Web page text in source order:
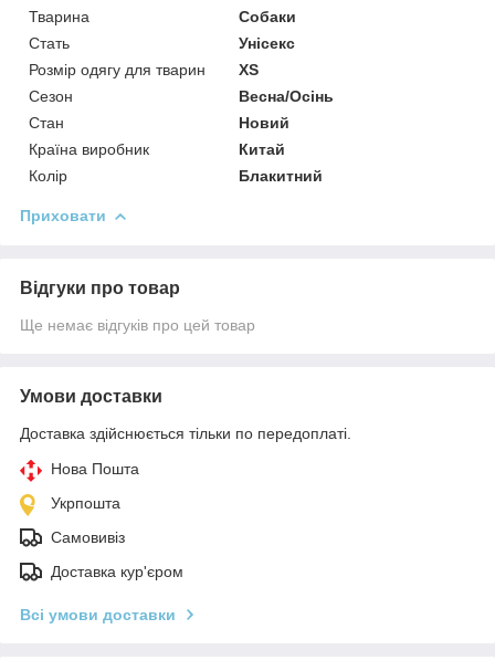
Тварина
Собаки
Стать
Унісекс
Розмір одягу для тварин
XS
Сезон
Весна/Осінь
Стан
Новий
Країна виробник
Китай
Колір
Блакитний
Приховати
Відгуки про товар
Ще немає відгуків про цей товар
Умови доставки
Доставка здійснюється тільки по передоплаті.
Нова Пошта
Укрпошта
Самовивіз
Доставка кур'єром
Всі умови доставки